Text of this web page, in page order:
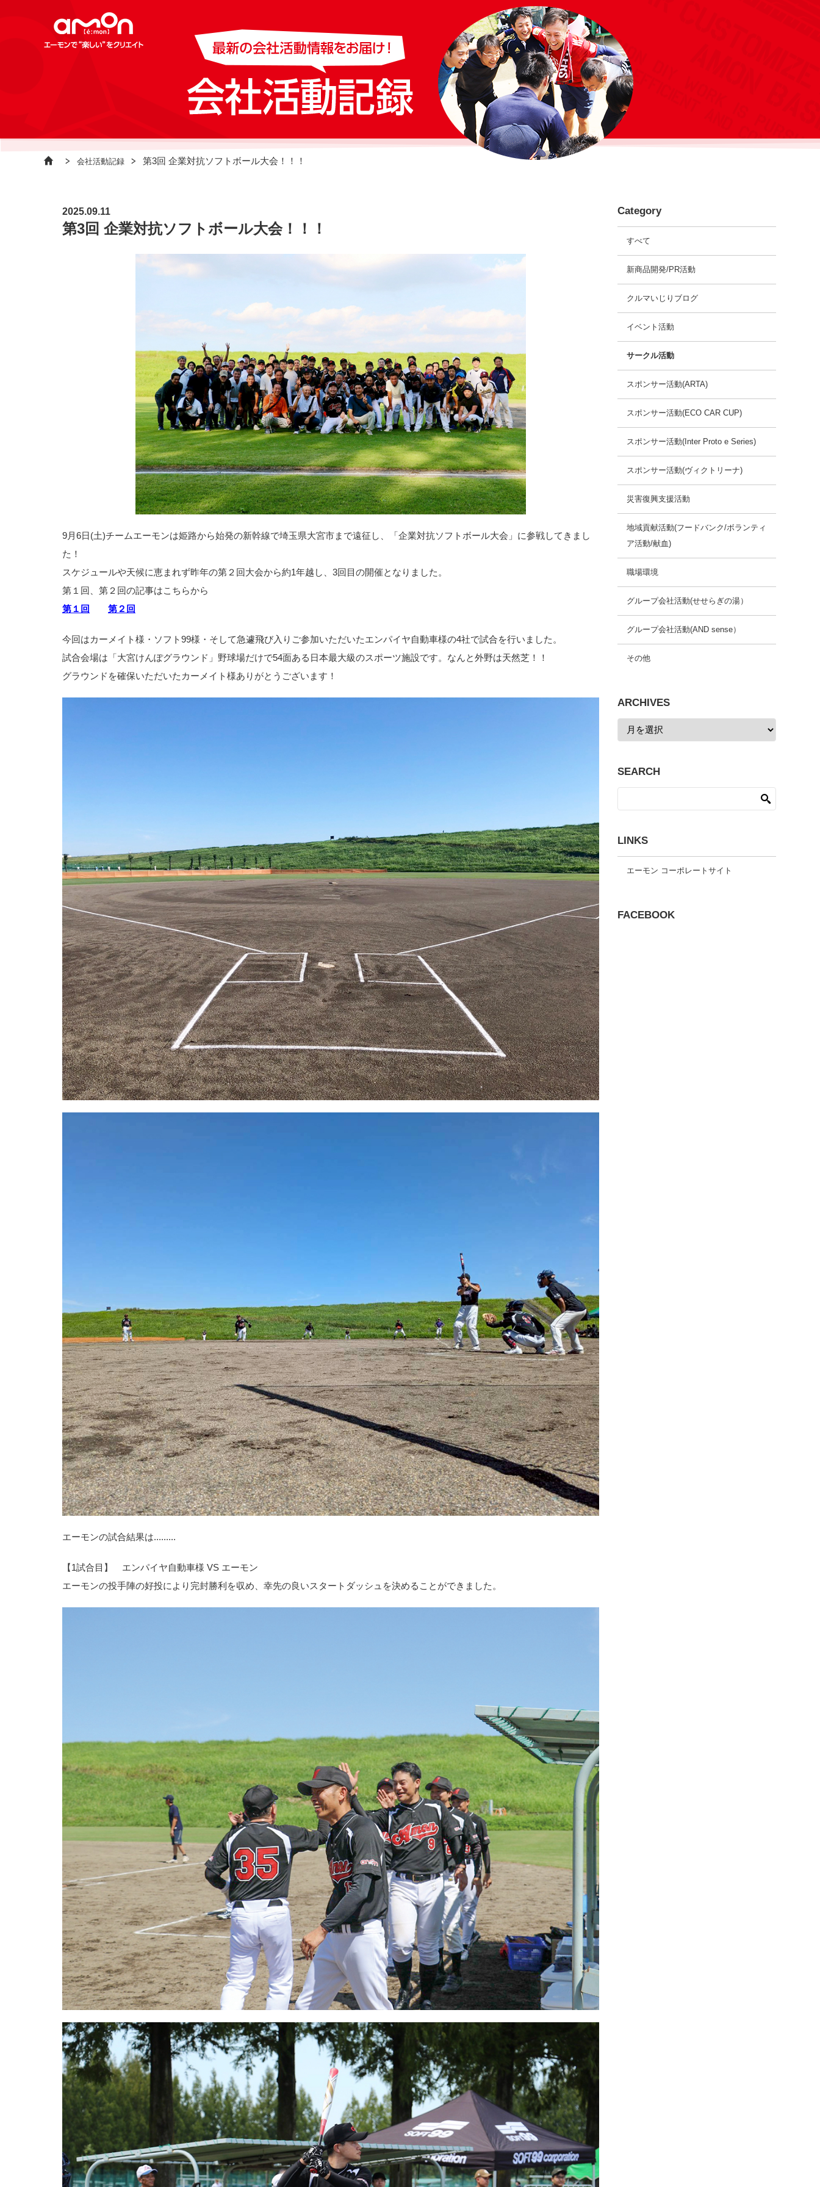
会社活動記録 第3回 企業対抗ソフトボール大会！！！
2025.09.11
第3回 企業対抗ソフトボール大会！！！
9月6日(土)チームエーモンは姫路から始発の新幹線で埼玉県大宮市まで遠征し、「企業対抗ソフトボール大会」に参戦してきまし
た！
スケジュールや天候に恵まれず昨年の第２回大会から約1年越し、3回目の開催となりました。
第１回、第２回の記事はこちらから
第１回
第２回
今回はカーメイト様・ソフト99様・そして急遽飛び入りご参加いただいたエンパイヤ自動車様の4社で試合を行いました。
試合会場は「大宮けんぽグラウンド」野球場だけで54面ある日本最大級のスポーツ施設です。なんと外野は天然芝！！
グラウンドを確保いただいたカーメイト様ありがとうございます！
エーモンの試合結果は.........
【1試合目】 エンパイヤ自動車様 VS エーモン
エーモンの投手陣の好投により完封勝利を収め、幸先の良いスタートダッシュを決めることができました。
Category
すべて
新商品開発/PR活動
クルマいじりブログ
イベント活動
サークル活動
スポンサー活動(ARTA)
スポンサー活動(ECO CAR CUP)
スポンサー活動(Inter Proto e Series)
スポンサー活動(ヴィクトリーナ)
災害復興支援活動
地域貢献活動(フードバンク/ボランティ
ア活動/献血)
職場環境
グループ会社活動(せせらぎの湯）
グループ会社活動(AND sense）
その他
ARCHIVES
SEARCH
LINKS
エーモン コーポレートサイト
FACEBOOK